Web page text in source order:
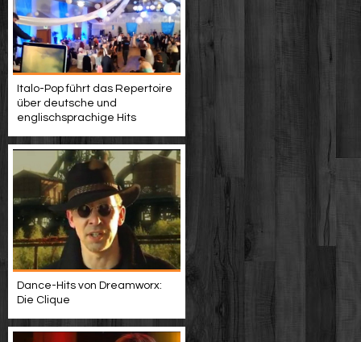
Italo-Pop führt das Repertoire
über deutsche und
englischsprachige Hits
Dance-Hits von Dreamworx:
Die Clique